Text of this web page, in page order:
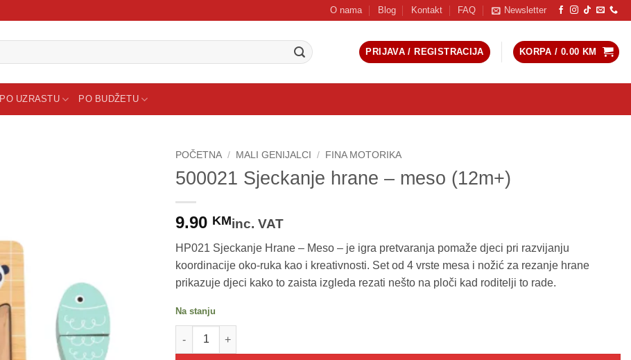
O nama Blog Kontakt FAQ Newsletter
PRIJAVA / REGISTRACIJA KORPA / 0.00 KM
PO UZRASTU PO BUDŽETU
POČETNA / MALI GENIJALCI / FINA MOTORIKA
500021 Sjeckanje hrane – meso (12m+)
9.90 KMinc. VAT
HP021 Sjeckanje Hrane – Meso – je igra pretvaranja pomaže djeci pri razvijanju
koordinacije oko-ruka kao i kreativnosti. Set od 4 vrste mesa i nožić za rezanje hrane
prikazuje djeci kako to zaista izgleda rezati nešto na ploči kad roditelji to rade.
Na stanju
500021 Sjeckanje hrane - meso (12m+) količina